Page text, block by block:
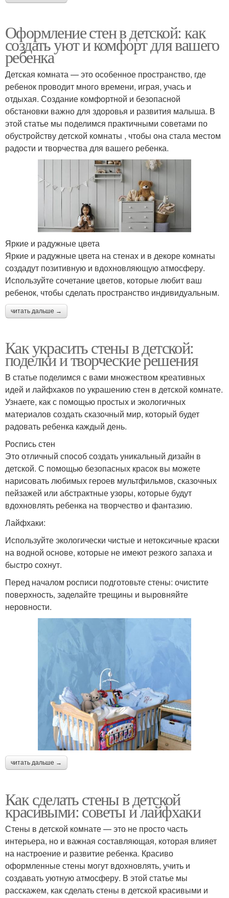
Оформление стен в детской: как
создать уют и комфорт для вашего
ребенка
Детская комната — это особенное пространство, где
ребенок проводит много времени, играя, учась и
отдыхая. Создание комфортной и безопасной
обстановки важно для здоровья и развития малыша. В
этой статье мы поделимся практичными советами по
обустройству детской комнаты , чтобы она стала местом
радости и творчества для вашего ребенка.
Яркие и радужные цвета
Яркие и радужные цвета на стенах и в декоре комнаты
создадут позитивную и вдохновляющую атмосферу.
Используйте сочетание цветов, которые любит ваш
ребенок, чтобы сделать пространство индивидуальным.
читать дальше →
Как украсить стены в детской:
поделки и творческие решения
В статье поделимся с вами множеством креативных
идей и лайфхаков по украшению стен в детской комнате.
Узнаете, как с помощью простых и экологичных
материалов создать сказочный мир, который будет
радовать ребенка каждый день.
Роспись стен
Это отличный способ создать уникальный дизайн в
детской. С помощью безопасных красок вы можете
нарисовать любимых героев мультфильмов, сказочных
пейзажей или абстрактные узоры, которые будут
вдохновлять ребенка на творчество и фантазию.
Лайфхаки:
Используйте экологически чистые и нетоксичные краски
на водной основе, которые не имеют резкого запаха и
быстро сохнут.
Перед началом росписи подготовьте стены: очистите
поверхность, заделайте трещины и выровняйте
неровности.
читать дальше →
Как сделать стены в детской
красивыми: советы и лайфхаки
Стены в детской комнате — это не просто часть
интерьера, но и важная составляющая, которая влияет
на настроение и развитие ребенка. Красиво
оформленные стены могут вдохновлять, учить и
создавать уютную атмосферу. В этой статье мы
расскажем, как сделать стены в детской красивыми и